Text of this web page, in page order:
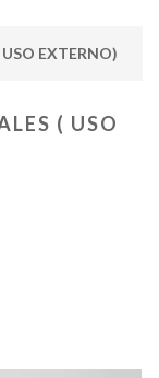
USO EXTERNO)
( USO